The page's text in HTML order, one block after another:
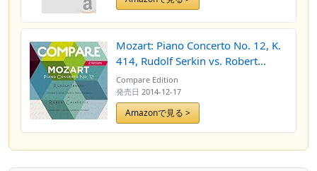
Mozart: Piano Concerto No. 12, K.
414, Rudolf Serkin vs. Robert
Casadesus (Compare 2 Versions)
Compare Edition
発売日 2014-12-17
Amazonで見る >